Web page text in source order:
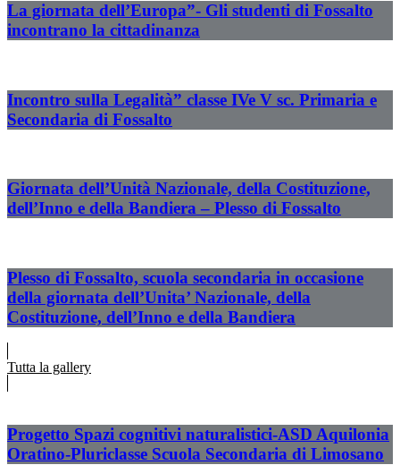
La giornata dell’Europa”- Gli studenti di Fossalto
incontrano la cittadinanza
Incontro sulla Legalità” classe IVe V sc. Primaria e
Secondaria di Fossalto
Giornata dell’Unità Nazionale, della Costituzione,
dell’Inno e della Bandiera – Plesso di Fossalto
Plesso di Fossalto, scuola secondaria in occasione
della giornata dell’Unita’ Nazionale, della
Costituzione, dell’Inno e della Bandiera
Tutta la gallery
Progetto Spazi cognitivi naturalistici-ASD Aquilonia
Oratino-Pluriclasse Scuola Secondaria di Limosano